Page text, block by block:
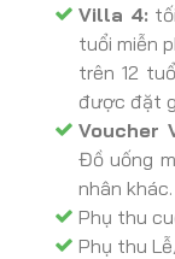
Villa 4:
tuổi miễn
trên 12
được đặt
Voucher
Đồ uống
nhân khác.
Phụ thu
Phụ thu